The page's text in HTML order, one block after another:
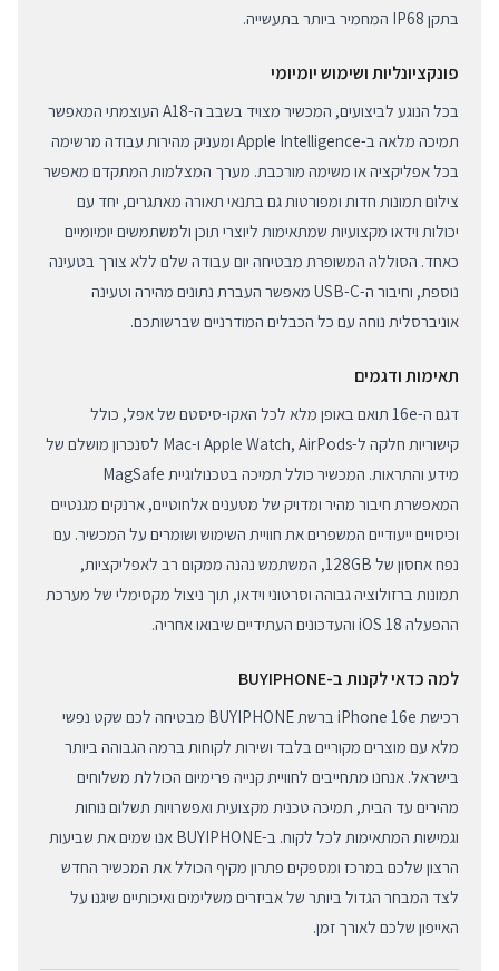
בתקן IP68 המחמיר ביותר בתעשייה.
פונקציונליות ושימוש יומיומי
בכל הנוגע לביצועים, המכשיר מצויד בשבב ה-A18 העוצמתי המאפשר
תמיכה מלאה ב-Apple Intelligence ומעניק מהירות עבודה מרשימה
בכל אפליקציה או משימה מורכבת. מערך המצלמות המתקדם מאפשר
צילום תמונות חדות ומפורטות גם בתנאי תאורה מאתגרים, יחד עם
יכולות וידאו מקצועיות שמתאימות ליוצרי תוכן ולמשתמשים יומיומיים
כאחד. הסוללה המשופרת מבטיחה יום עבודה שלם ללא צורך בטעינה
נוספת, וחיבור ה-USB-C מאפשר העברת נתונים מהירה וטעינה
אוניברסלית נוחה עם כל הכבלים המודרניים שברשותכם.
תאימות ודגמים
דגם ה-16e תואם באופן מלא לכל האקו-סיסטם של אפל, כולל
קישוריות חלקה ל-Apple Watch, AirPods ו-Mac לסנכרון מושלם של
מידע והתראות. המכשיר כולל תמיכה בטכנולוגיית MagSafe
המאפשרת חיבור מהיר ומדויק של מטענים אלחוטיים, ארנקים מגנטיים
וכיסויים ייעודיים המשפרים את חוויית השימוש ושומרים על המכשיר. עם
נפח אחסון של 128GB, המשתמש נהנה ממקום רב לאפליקציות,
תמונות ברזולוציה גבוהה וסרטוני וידאו, תוך ניצול מקסימלי של מערכת
ההפעלה iOS 18 והעדכונים העתידיים שיבואו אחריה.
למה כדאי לקנות ב-BUYIPHONE
רכישת iPhone 16e ברשת BUYIPHONE מבטיחה לכם שקט נפשי
מלא עם מוצרים מקוריים בלבד ושירות לקוחות ברמה הגבוהה ביותר
בישראל. אנחנו מתחייבים לחוויית קנייה פרימיום הכוללת משלוחים
מהירים עד הבית, תמיכה טכנית מקצועית ואפשרויות תשלום נוחות
וגמישות המתאימות לכל לקוח. ב-BUYIPHONE אנו שמים את שביעות
הרצון שלכם במרכז ומספקים פתרון מקיף הכולל את המכשיר החדש
לצד המבחר הגדול ביותר של אביזרים משלימים ואיכותיים שיגנו על
האייפון שלכם לאורך זמן.